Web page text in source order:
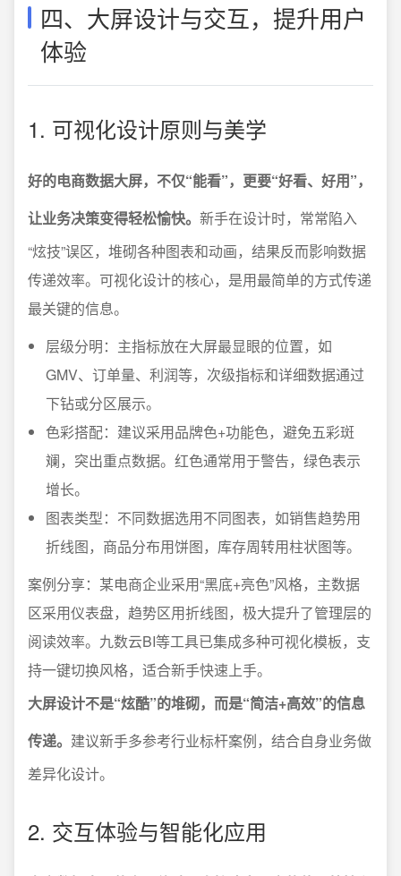
四、大屏设计与交互，提升用户
体验
1. 可视化设计原则与美学
好的电商数据大屏，不仅“能看”，更要“好看、好用”，
让业务决策变得轻松愉快。 新手在设计时，常常陷入
“炫技”误区，堆砌各种图表和动画，结果反而影响数据
传递效率。可视化设计的核心，是用最简单的方式传递
最关键的信息。
层级分明：主指标放在大屏最显眼的位置，如
GMV、订单量、利润等，次级指标和详细数据通过
下钻或分区展示。
色彩搭配：建议采用品牌色+功能色，避免五彩斑
斓，突出重点数据。红色通常用于警告，绿色表示
增长。
图表类型：不同数据选用不同图表，如销售趋势用
折线图，商品分布用饼图，库存周转用柱状图等。
案例分享：某电商企业采用“黑底+亮色”风格，主数据
区采用仪表盘，趋势区用折线图，极大提升了管理层的
阅读效率。九数云BI等工具已集成多种可视化模板，支
持一键切换风格，适合新手快速上手。
大屏设计不是“炫酷”的堆砌，而是“简洁+高效”的信息
传递。 建议新手多参考行业标杆案例，结合自身业务做
差异化设计。
2. 交互体验与智能化应用